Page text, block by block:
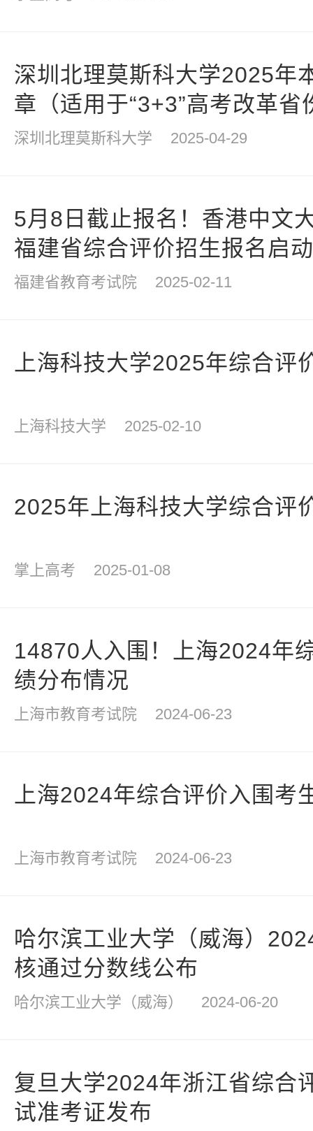
深圳北理莫斯科大学2025年
章（适用于“3+3”高考改革省
深圳北理莫斯科大学 2025-04-29
5月8日截止报名！香港中文
福建省综合评价招生报名启动
福建省教育考试院 2025-02-11
上海科技大学2025年综合评
上海科技大学 2025-02-10
2025年上海科技大学综合评
掌上高考 2025-01-08
14870人入围！上海2024年
绩分布情况
上海市教育考试院 2024-06-23
上海2024年综合评价入围考
上海市教育考试院 2024-06-23
哈尔滨工业大学（威海）
核通过分数线公布
哈尔滨工业大学（威海） 2024-06-20
复旦大学2024年浙江省综合
试准考证发布